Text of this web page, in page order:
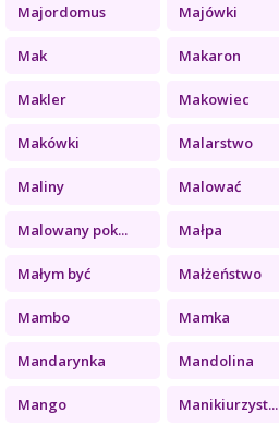
Majordomus Majówki
Mak Makaron
Makler Makowiec
Makówki Malarstwo
Maliny Malować
Malowany pok... Małpa
Małym być Małżeństwo
Mambo Mamka
Mandarynka Mandolina
Mango Manikiurzyst...